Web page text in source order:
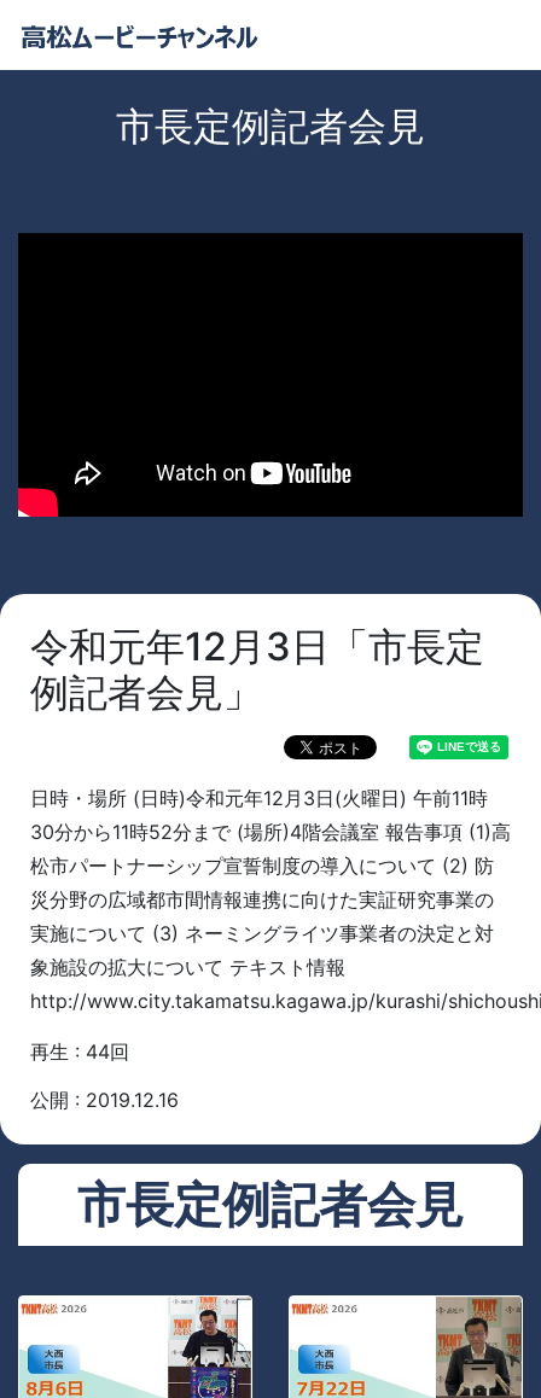
市長定例記者会見
令和元年12月3日「市長定
例記者会見」
日時・場所 (日時)令和元年12月3日(火曜日) 午前11時
30分から11時52分まで (場所)4階会議室 報告事項 (1)高
松市パートナーシップ宣誓制度の導入について (2) 防
災分野の広域都市間情報連携に向けた実証研究事業の
実施について (3) ネーミングライツ事業者の決定と対
象施設の拡大について テキスト情報
http://www.city.takamatsu.kagawa.jp/kurashi/
再生 : 44回
公開 : 2019.12.16
市長定例記者会見